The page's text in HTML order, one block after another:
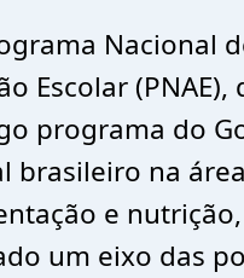
Nacional
Escolar (PNAE),
programa do
brasileiro na
e
um eixo das